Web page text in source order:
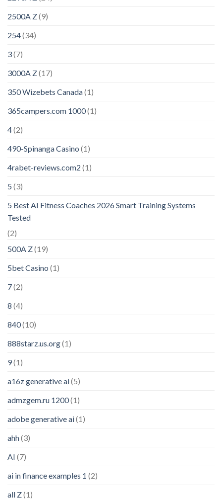
2500A Z(9)
254(34)
3(7)
3000A Z(17)
350 Wizebets Canada(1)
365campers.com 1000(1)
4(2)
490-Spinanga Casino (1)
4rabet-reviews.com2 (1)
5 (3)
5 Best AI Fitness Coaches 2026 Smart Training Systems
Tested
(2)
500A Z(19)
5bet Casino (1)
7(2)
8 (4)
840(10)
888starz.us.org(1)
9(1)
a16z generative ai(5)
admzgem.ru 1200(1)
adobe generative ai(1)
ahh(3)
AI (7)
ai in finance examples 1 (2)
all Z(1)